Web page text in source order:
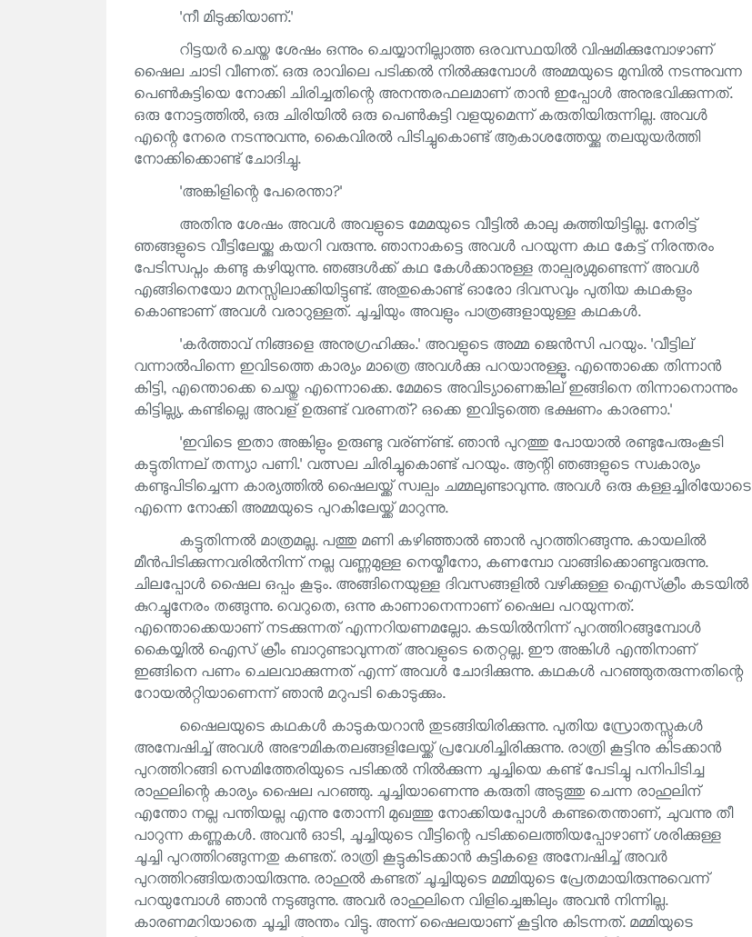
'നീ മിടുക്കിയാണ്.'
റിട്ടയർ ചെയ്ത ശേഷം ഒന്നും ചെയ്യാനില്ലാത്ത ഒരവസ്ഥയിൽ വിഷമിക്കുമ്പോഴാണ്
ഷൈല ചാടി വീണത്. ഒരു രാവിലെ പടിക്കൽ നിൽക്കുമ്പോൾ അമ്മയുടെ മുമ്പിൽ നടന്നുവന്ന
പെൺകുട്ടിയെ നോക്കി ചിരിച്ചതിന്റെ അനന്തരഫലമാണ് താൻ ഇപ്പോൾ അനുഭവിക്കുന്നത്.
ഒരു നോട്ടത്തിൽ, ഒരു ചിരിയിൽ ഒരു പെൺകുട്ടി വളയുമെന്ന് കരുതിയിരുന്നില്ല. അവൾ
എന്റെ നേരെ നടന്നുവന്നു, കൈവിരൽ പിടിച്ചുകൊണ്ട് ആകാശത്തേയ്ക്കു തലയുയർത്തി
നോക്കിക്കൊണ്ട് ചോദിച്ചു.
'അങ്കിളിന്റെ പേരെന്താ?'
അതിനു ശേഷം അവൾ അവളുടെ മേമയുടെ വീട്ടിൽ കാലു കുത്തിയിട്ടില്ല. നേരിട്ട്
ഞങ്ങളുടെ വീട്ടിലേയ്ക്കു കയറി വരുന്നു. ഞാനാകട്ടെ അവൾ പറയുന്ന കഥ കേട്ട് നിരന്തരം
പേടിസ്വപ്നം കണ്ടു കഴിയുന്നു. ഞങ്ങൾക്ക് കഥ കേൾക്കാനുള്ള താല്പര്യമുണ്ടെന്ന് അവൾ
എങ്ങിനെയോ മനസ്സിലാക്കിയിട്ടുണ്ട്. അതുകൊണ്ട് ഓരോ ദിവസവും പുതിയ കഥകളും
കൊണ്ടാണ് അവൾ വരാറുള്ളത്. ചൂച്ചിയും അവളും പാത്രങ്ങളായുള്ള കഥകൾ.
'കർത്താവ് നിങ്ങളെ അനുഗ്രഹിക്കും.' അവളുടെ അമ്മ ജെൻസി പറയും. 'വീട്ടില്
വന്നാൽപിന്നെ ഇവിടത്തെ കാര്യം മാത്രെ അവൾക്കു പറയാനുള്ളൂ. എന്തൊക്കെ തിന്നാൻ
കിട്ടി, എന്തൊക്കെ ചെയ്തു എന്നൊക്കെ. മേമടെ അവിട്യാണെങ്കില് ഇങ്ങിനെ തിന്നാനൊന്നും
കിട്ടില്ല്യ. കണ്ടില്ലെ അവള് ഉരുണ്ട് വരണത്? ഒക്കെ ഇവിടുത്തെ ഭക്ഷണം കാരണാ.'
'ഇവിടെ ഇതാ അങ്കിളും ഉരുണ്ടു വര്ണ്‌ണ്ട്. ഞാൻ പുറത്തു പോയാൽ രണ്ടുപേരുംകൂടി
കട്ടുതിന്നല് തന്ന്യാ പണി.' വത്സല ചിരിച്ചുകൊണ്ട് പറയും. ആന്റി ഞങ്ങളുടെ സ്വകാര്യം
കണ്ടുപിടിച്ചെന്ന കാര്യത്തിൽ ഷൈലയ്ക്ക് സ്വല്പം ചമ്മലുണ്ടാവുന്നു. അവൾ ഒരു കള്ളച്ചിരിയോടെ
എന്നെ നോക്കി അമ്മയുടെ പുറകിലേയ്ക്ക് മാറുന്നു.
കട്ടുതിന്നൽ മാത്രമല്ല. പത്തു മണി കഴിഞ്ഞാൽ ഞാൻ പുറത്തിറങ്ങുന്നു. കായലിൽ
മീൻപിടിക്കുന്നവരിൽനിന്ന് നല്ല വണ്ണമുള്ള നെയ്മീനോ, കണമ്പോ വാങ്ങിക്കൊണ്ടുവരുന്നു.
ചിലപ്പോൾ ഷൈല ഒപ്പം കൂടും. അങ്ങിനെയുള്ള ദിവസങ്ങളിൽ വഴിക്കുള്ള ഐസ്‌ക്രീം കടയിൽ
കുറച്ചുനേരം തങ്ങുന്നു. വെറുതെ, ഒന്നു കാണാനെന്നാണ് ഷൈല പറയുന്നത്.
എന്തൊക്കെയാണ് നടക്കുന്നത് എന്നറിയണമല്ലോ. കടയിൽനിന്ന് പുറത്തിറങ്ങുമ്പോൾ
കൈയ്യിൽ ഐസ് ക്രീം ബാറുണ്ടാവുന്നത് അവളുടെ തെറ്റല്ല. ഈ അങ്കിൾ എന്തിനാണ്
ഇങ്ങിനെ പണം ചെലവാക്കുന്നത് എന്ന് അവൾ ചോദിക്കുന്നു. കഥകൾ പറഞ്ഞുതരുന്നതിന്റെ
റോയൽറ്റിയാണെന്ന് ഞാൻ മറുപടി കൊടുക്കും.
ഷൈലയുടെ കഥകൾ കാടുകയറാൻ തുടങ്ങിയിരിക്കുന്നു. പുതിയ സ്രോതസ്സുകൾ
അന്വേഷിച്ച് അവൾ അഭൗമികതലങ്ങളിലേയ്ക്ക് പ്രവേശിച്ചിരിക്കുന്നു. രാത്രി കൂട്ടിനു കിടക്കാൻ
പുറത്തിറങ്ങി സെമിത്തേരിയുടെ പടിക്കൽ നിൽക്കുന്ന ചൂച്ചിയെ കണ്ട് പേടിച്ചു പനിപിടിച്ച
രാഹുലിന്റെ കാര്യം ഷൈല പറഞ്ഞു. ചൂച്ചിയാണെന്നു കരുതി അടുത്തു ചെന്ന രാഹുലിന്
എന്തോ നല്ല പന്തിയല്ല എന്നു തോന്നി മുഖത്തു നോക്കിയപ്പോൾ കണ്ടതെന്താണ്, ചുവന്നു തീ
പാറുന്ന കണ്ണുകൾ. അവൻ ഓടി, ചൂച്ചിയുടെ വീട്ടിന്റെ പടിക്കലെത്തിയപ്പോഴാണ് ശരിക്കുള്ള
ചൂച്ചി പുറത്തിറങ്ങുന്നതു കണ്ടത്. രാത്രി കൂട്ടുകിടക്കാൻ കുട്ടികളെ അന്വേഷിച്ച് അവർ
പുറത്തിറങ്ങിയതായിരുന്നു. രാഹുൽ കണ്ടത് ചൂച്ചിയുടെ മമ്മിയുടെ പ്രേതമായിരുന്നുവെന്ന്
പറയുമ്പോൾ ഞാൻ നടുങ്ങുന്നു. അവർ രാഹുലിനെ വിളിച്ചെങ്കിലും അവൻ നിന്നില്ല.
കാരണമറിയാതെ ചൂച്ചി അന്തം വിട്ടു. അന്ന് ഷൈലയാണ് കൂട്ടിനു കിടന്നത്. മമ്മിയുടെ